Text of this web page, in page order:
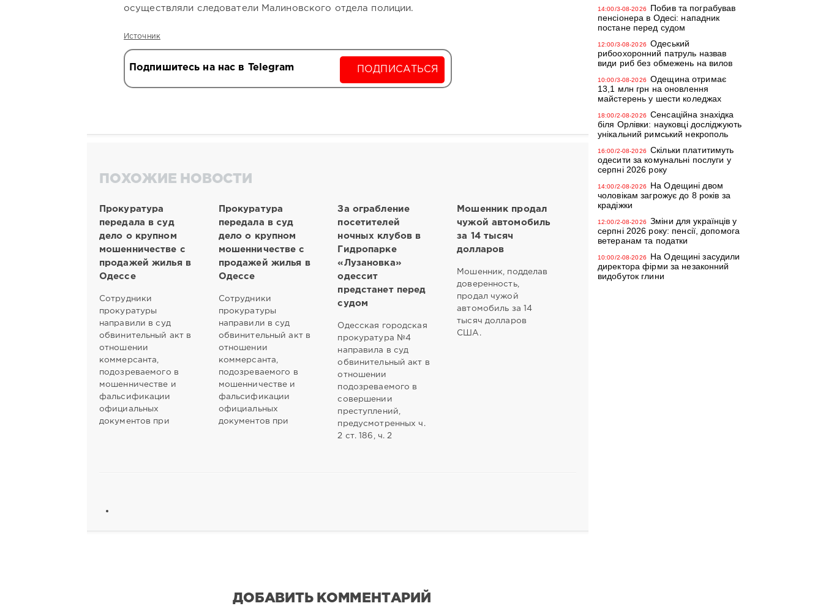
осуществляли следователи Малиновского отдела полиции.
Источник
Подпишитесь на нас в Telegram ПОДПИСАТЬСЯ
ПОХОЖИЕ НОВОСТИ
Прокуратура
передала в суд
дело о крупном
мошенничестве с
продажей жилья в
Одессе
Сотрудники
прокуратуры
направили в суд
обвинительный акт в
отношении
коммерсанта,
подозреваемого в
мошенничестве и
фальсификации
официальных
документов при
Прокуратура
передала в суд
дело о крупном
мошенничестве с
продажей жилья в
Одессе
Сотрудники
прокуратуры
направили в суд
обвинительный акт в
отношении
коммерсанта,
подозреваемого в
мошенничестве и
фальсификации
официальных
документов при
За ограбление
посетителей
ночных клубов в
Гидропарке
«Лузановка»
одессит
предстанет перед
судом
Одесская городская
прокуратура №4
направила в суд
обвинительный акт в
отношении
подозреваемого в
совершении
преступлений,
предусмотренных ч.
2 ст. 186, ч. 2
Мошенник продал
чужой автомобиль
за 14 тысяч
долларов
Мошенник, подделав
доверенность,
продал чужой
автомобиль за 14
тысяч долларов
США.
ДОБАВИТЬ КОММЕНТАРИЙ
14:00/3-08-2026
Побив та пограбував
пенсіонера в Одесі: нападник
постане перед судом
12:00/3-08-2026
Одеський
рибоохоронний патруль назвав
види риб без обмежень на вилов
10:00/3-08-2026
Одещина отримає
13,1 млн грн на оновлення
майстерень у шести коледжах
18:00/2-08-2026
Сенсаційна знахідка
біля Орлівки: науковці досліджують
унікальний римський некрополь
16:00/2-08-2026
Скільки платитимуть
одесити за комунальні послуги у
серпні 2026 року
14:00/2-08-2026
На Одещині двом
чоловікам загрожує до 8 років за
крадіжки
12:00/2-08-2026
Зміни для українців у
серпні 2026 року: пенсії, допомога
ветеранам та податки
10:00/2-08-2026
На Одещині засудили
директора фірми за незаконний
видобуток глини